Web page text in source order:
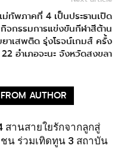
ม่ทัพภาคที่ 4 เป็นประธานเปิด
กิจกรรมการแข่งขันกีฬาสีต้าน
าเสพติด รุ่งโรจน์เกมส์ ครั้ง
อำเภอจะนะ จังหวัดสงขลา
AUTHOR
สานสายใยรักจากลูกสู่
ชน ร่วมเทิดทูน 3 สถาบัน